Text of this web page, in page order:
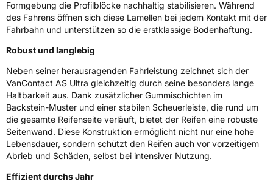
M+SJa
ElektroJa
C-ReifenJa
EU Label
EffizienzB
Nasshaftung B
Formgebung die Profilblöcke nachhaltig stabilisieren. Während
des Fahrens öffnen sich diese Lamellen bei jedem Kontakt mit der
Fahrbahn und unterstützen so die erstklassige Bodenhaftung.
Robust und langlebig
Neben seiner herausragenden Fahrleistung zeichnet sich der
VanContact AS Ultra gleichzeitig durch seine besonders lange
Haltbarkeit aus. Dank zusätzlicher Gummischichten im
Backstein-Muster und einer stabilen Scheuerleiste, die rund um
die gesamte Reifenseite verläuft, bietet der Reifen eine robuste
Seitenwand. Diese Konstruktion ermöglicht nicht nur eine hohe
Lebensdauer, sondern schützt den Reifen auch vor vorzeitigem
Abrieb und Schäden, selbst bei intensiver Nutzung.
Effizient durchs Jahr